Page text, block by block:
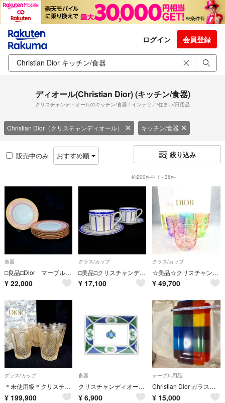
ログイン 会員登録
ディオール(Christian Dior) (キッチン/食器)
クリスチャンディオールのキッチン/食器 / インテリア/住まい/日用品
Christian Dior（クリスチャンディオール） キッチン/食器
販売中のみ おすすめ順 絞り込み
約200件中 1 - 36件
食器
□良品□Dior マーブルローズ ディナープレート 6枚 大皿 1
¥ 22,000
グラス/カップ
□美品□クリスチャンディオール Dior カップ&ソーサー 2客 ペア 1
¥ 17,100
グラス/カップ
☆美品☆クリスチャンディオール スモールグラス べっ甲柄 6客 箱つき 3
¥ 49,700
グラス/カップ
＊未使用級＊クリスチャンディオール グラス シェブロン 4客 箱つき
¥ 199,900
食器
クリスチャンディオール Christian Dior 食器 花柄 白 ホワイト
¥ 6,900
テーブル用品
Christian Dior ガラス製 トレイ プレート
¥ 15,000